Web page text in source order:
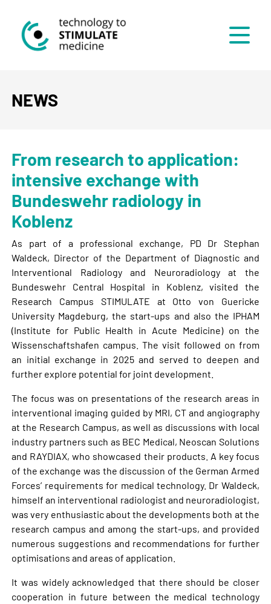
Menü
NEWS
From research to application:
intensive exchange with
Bundeswehr radiology in
Koblenz
As part of a professional exchange, PD Dr Stephan
Waldeck, Director of the Department of Diagnostic and
Interventional Radiology and Neuroradiology at the
Bundeswehr Central Hospital in Koblenz, visited the
Research Campus STIMULATE at Otto von Guericke
University Magdeburg, the start-ups and also the IPHAM
(Institute for Public Health in Acute Medicine) on the
Wissenschaftshafen campus. The visit followed on from
an initial exchange in 2025 and served to deepen and
further explore potential for joint development.
The focus was on presentations of the research areas in
interventional imaging guided by MRI, CT and angiography
at the Research Campus, as well as discussions with local
industry partners such as BEC Medical, Neoscan Solutions
and RAYDIAX, who showcased their products. A key focus
of the exchange was the discussion of the German Armed
Forces’ requirements for medical technology. Dr Waldeck,
himself an interventional radiologist and neuroradiologist,
was very enthusiastic about the developments both at the
research campus and among the start-ups, and provided
numerous suggestions and recommendations for further
optimisations and areas of application.
It was widely acknowledged that there should be closer
cooperation in future between the medical technology